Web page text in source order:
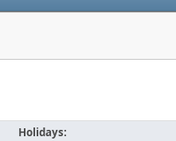
Holidays: